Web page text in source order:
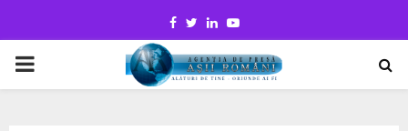
Facebook
TwitterLinkedinYoutube
PRIMARY